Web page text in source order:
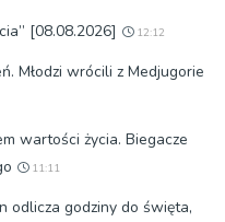
[08.08.2026] 12:12
Młodzi wrócili z Medjugorie
wartości życia. Biegacze
11:11
odlicza godziny do święta,